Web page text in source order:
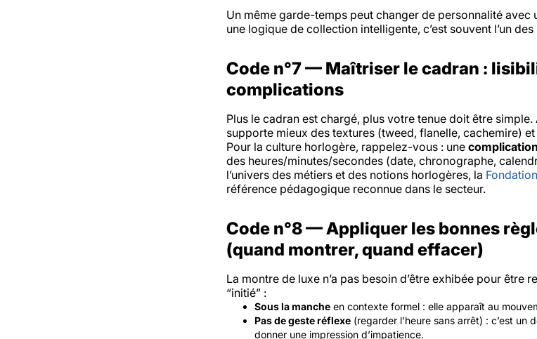
Un même garde-temps peut changer de personnalité avec
une logique de collection intelligente, c’est souvent l’un
Code n°7 — Maîtriser le cadran :
complications
Plus le cadran est chargé, plus votre tenue doit être simple.
supporte mieux des textures (tweed, flanelle, cachemire)
Pour la culture horlogère, rappelez-vous : une complication
des heures/minutes/secondes (date, chronographe,
l’univers des métiers et des notions horlogères, la
référence pédagogique reconnue dans le secteur.
Code n°8 — Appliquer les bonnes
(quand montrer, quand effacer)
La montre de luxe n’a pas besoin d’être exhibée pour être
“initié” :
Sous la manche en contexte formel : elle apparaît au
Pas de geste réflexe (regarder l’heure sans arrêt) : c’est
donner une impression d’impatience.